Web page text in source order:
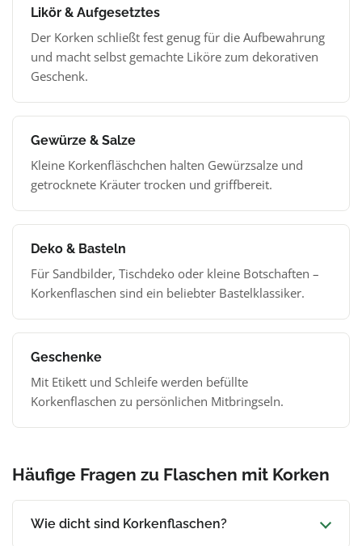
Likör & Aufgesetztes
Der Korken schließt fest genug für die Aufbewahrung
und macht selbst gemachte Liköre zum dekorativen
Geschenk.
Gewürze & Salze
Kleine Korkenfläschchen halten Gewürzsalze und
getrocknete Kräuter trocken und griffbereit.
Deko & Basteln
Für Sandbilder, Tischdeko oder kleine Botschaften –
Korkenflaschen sind ein beliebter Bastelklassiker.
Geschenke
Mit Etikett und Schleife werden befüllte
Korkenflaschen zu persönlichen Mitbringseln.
Häufige Fragen zu Flaschen mit Korken
Wie dicht sind Korkenflaschen?